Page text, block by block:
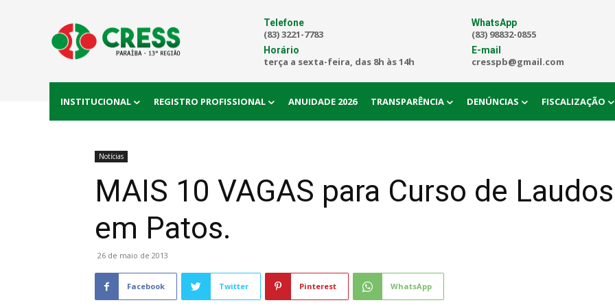
Telefone
(83) 3221-7783
Horário
terça a sexta-feira, das 8h às 14h
WhatsApp
(83) 98832-0855
E-mail
cresspb@gmail.com
INSTITUCIONAL REGISTRO PROFISSIONAL ANUIDADE 2026 TRANSPARÊNCIA DENÚNCIAS FISCALIZAÇÃO
Notícias
MAIS 10 VAGAS para Curso de
em Patos.
26 de maio de 2013
Facebook Twitter Pinterest WhatsApp